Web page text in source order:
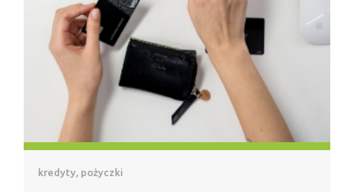
kredyty, pożyczki